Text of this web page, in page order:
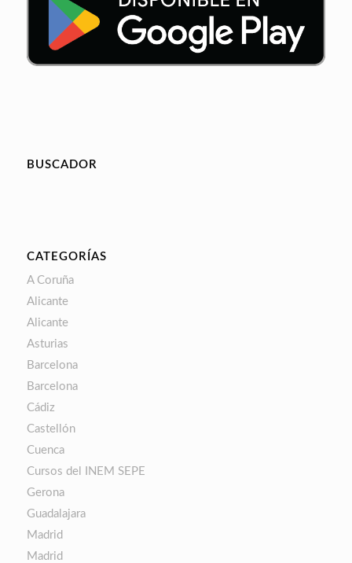
BUSCADOR
CATEGORÍAS
A Coruña
Alicante
Alicante
Asturias
Barcelona
Barcelona
Cádiz
Castellón
Cuenca
Cursos del INEM SEPE
Gerona
Guadalajara
Madrid
Madrid